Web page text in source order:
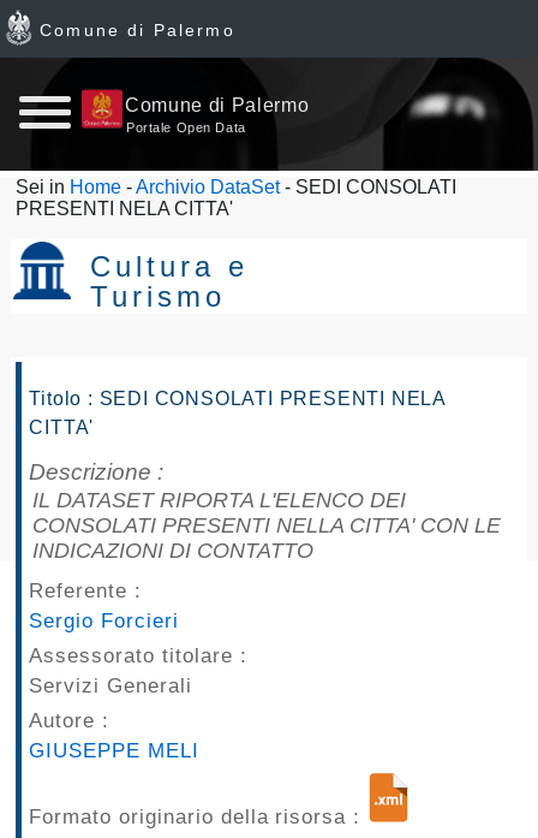
Home
News
Archivio
Ultimi
Report
pubblicazioni
Archivio
Documenti
Linee
Comune di Palermo
Comune di Palermo
Portale Open Data
Sei in Home -Archivio DataSet- SEDI CONSOLATI
PRESENTI NELA CITTA'
Cultura e
Turismo
Titolo : SEDI CONSOLATI PRESENTI NELA
CITTA'
Descrizione :
IL DATASET RIPORTA L'ELENCO DEI
CONSOLATI PRESENTI NELLA CITTA' CON LE
INDICAZIONI DI CONTATTO
Referente :
Sergio Forcieri
Assessorato titolare :
Servizi Generali
Autore :
GIUSEPPE MELI
Formato originario della risorsa :